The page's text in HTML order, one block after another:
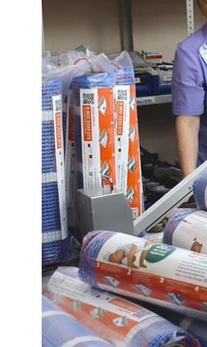
КОНСТРУКЦИЯ НАШЕЙ
ПРОДУКЦИИ НЕ ИМЕЕТ АНАЛОГОВ В РФ
Секретная технология
Немецкие станки
Новый продукт каждый год
Высокое качество
Собственный уникальный продукт по
соотношению цена/качество во многом
превосходящий зарубежную продукцию.
БЕЗОПАСНОСТЬ И
НАДЕЖНОСТЬ
Надежность нагревательных проводов «прощает»
ошибки монтажа - воздушные пустосты в стяжке,
«запирание мебелью» и др.
Наша продукция является безопасной
и соответсвует техническому регламенту
ТР ТС 004/2011 «О безопасности
низковольтного оборудования».
ПОСТОЯННОЕ РАЗВИТИЕ
И ВНЕДРЕНИЕ НОВЫХ
ТЕХНОЛОГИЙ
Научно-технический отдел совершенствует
качество и повышает надёжность не только новой
продукции, но и традиционных нагревательных
кабелей и проводов